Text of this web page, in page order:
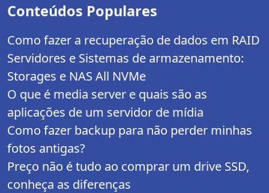
Conteúdos Populares
Como fazer a recuperação de dados em RAID
Servidores e Sistemas de armazenamento:
Storages e NAS All NVMe
O que é media server e quais são as
aplicações de um servidor de mídia
Como fazer backup para não perder minhas
fotos antigas?
Preço não é tudo ao comprar um drive SSD,
conheça as diferenças